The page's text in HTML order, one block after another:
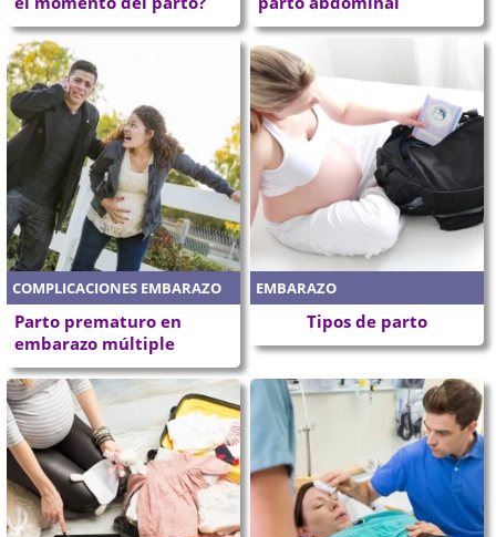
COMPLICACIONES EMBARAZO
Parto prematuro en
embarazo múltiple
EMBARAZO
Tipos de parto